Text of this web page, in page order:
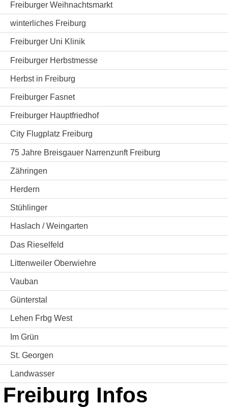
Freiburger Weihnachtsmarkt
winterliches Freiburg
Freiburger Uni Klinik
Freiburger Herbstmesse
Herbst in Freiburg
Freiburger Fasnet
Freiburger Hauptfriedhof
City Flugplatz Freiburg
75 Jahre Breisgauer Narrenzunft Freiburg
Zähringen
Herdern
Stühlinger
Haslach / Weingarten
Das Rieselfeld
Littenweiler Oberwiehre
Vauban
Günterstal
Lehen Frbg West
Im Grün
St. Georgen
Landwasser
Freiburg Infos